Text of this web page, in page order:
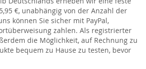
€, unabhängig von der Anzahl der
können Sie sicher mit PayPal,
zahlen. Als registrierter
die Möglichkeit, auf Rechnung zu
bequem zu Hause zu testen, bevor